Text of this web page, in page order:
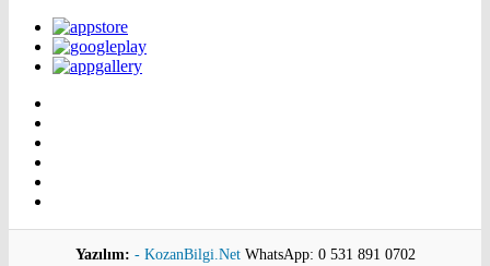
Yazılım: - KozanBilgi.Net WhatsApp: 0 531 891 0702